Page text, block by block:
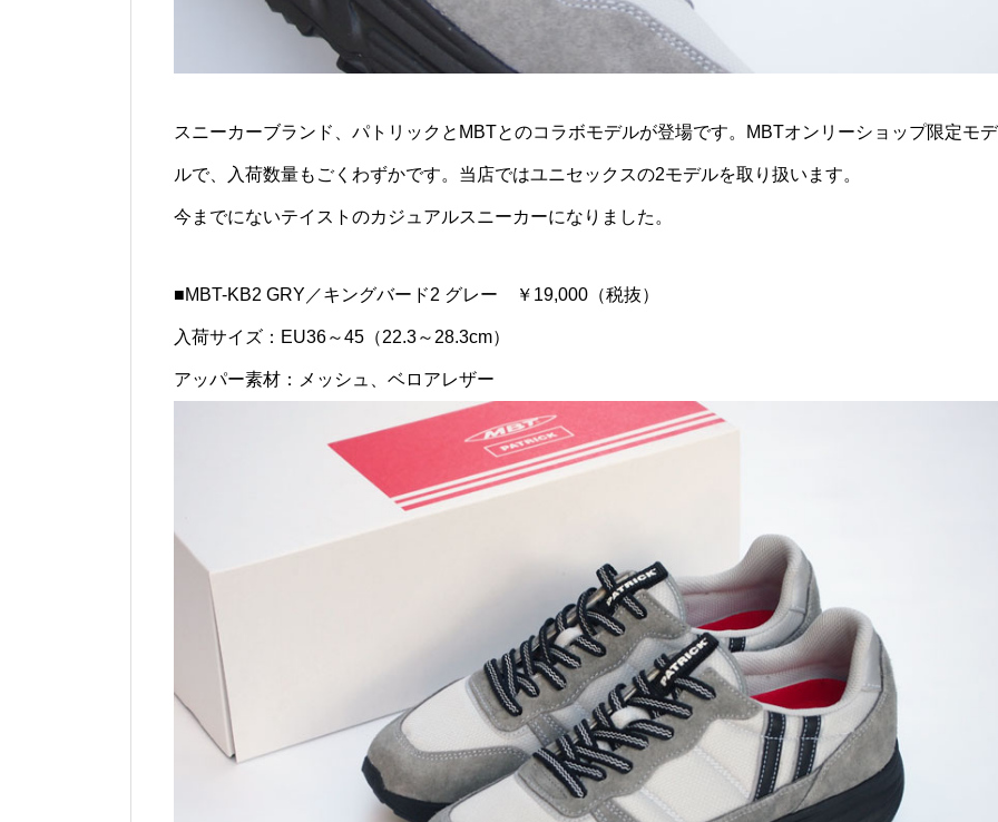
スニーカーブランド、パトリックとMBTとのコラボモデルが登場です。MBTオンリーショップ限定モデ
ルで、入荷数量もごくわずかです。当店ではユニセックスの2モデルを取り扱います。
今までにないテイストのカジュアルスニーカーになりました。
■MBT-KB2 GRY／キングバード2 グレー ￥19,000（税抜）
入荷サイズ：EU36～45（22.3～28.3cm）
アッパー素材：メッシュ、ベロアレザー